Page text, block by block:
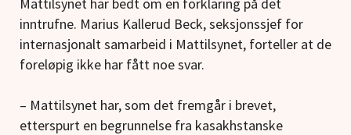
inntrufne. Marius Kallerud Beck, seksjonssjef for
internasjonalt samarbeid i Mattilsynet, forteller at de
foreløpig ikke har fått noe svar.
– Mattilsynet har, som det fremgår i brevet,
etterspurt en begrunnelse fra kasakhstanske